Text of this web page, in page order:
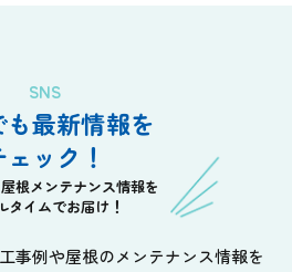
SNS
も最新情報を
ェック！
根メンテナンス情報を
タイムでお届け！
事例や屋根のメンテナンス情報を